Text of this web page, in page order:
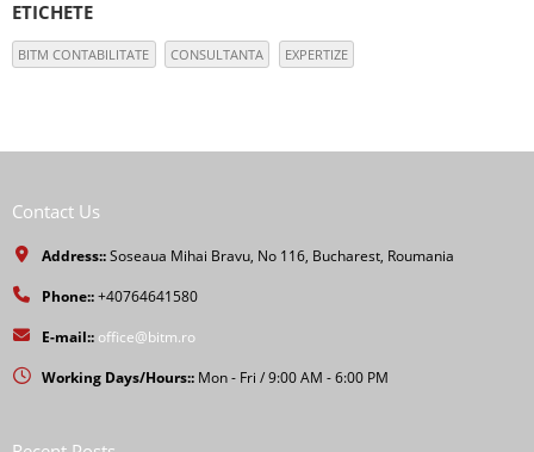
ETICHETE
BITM CONTABILITATE CONSULTANTA EXPERTIZE
Contact Us
Address::Soseaua Mihai Bravu, No 116, Bucharest, Roumania
Phone::+40764641580
E-mail:: office@bitm.ro
Working Days/Hours:: Mon - Fri / 9:00 AM - 6:00 PM